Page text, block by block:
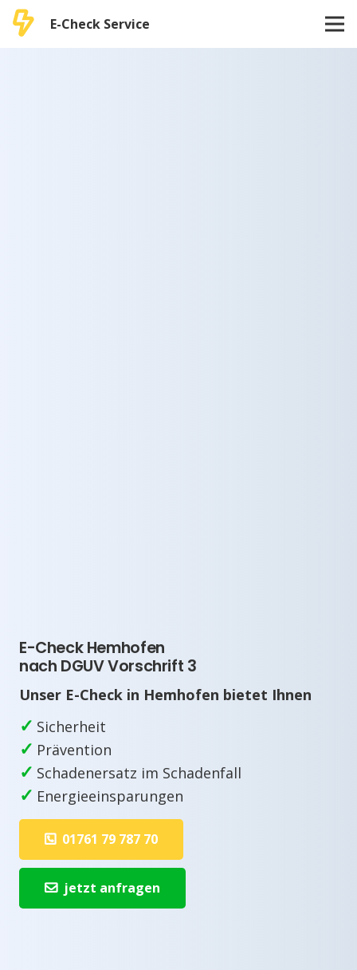
E-Check Service
E-Check Hemhofen
nach DGUV Vorschrift 3
Unser E-Check in Hemhofen bietet Ihnen
✓ Sicherheit
✓ Prävention
✓ Schadenersatz im Schadenfall
✓ Energieeinsparungen
01761 79 787 70
jetzt anfragen